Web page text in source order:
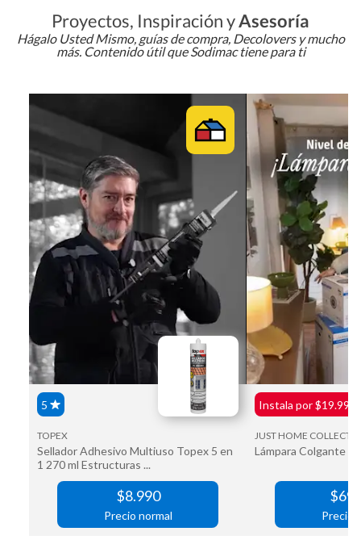
Proyectos, Inspiración yAsesoría
Hágalo Usted Mismo, guías de compra, Decolovers y mucho
más. Contenido útil que Sodimac tiene para ti